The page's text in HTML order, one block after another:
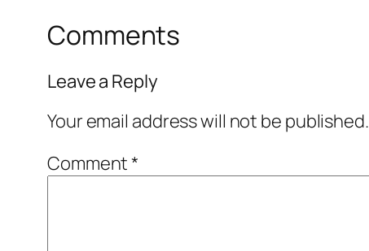
Comments
Leave a Reply
Your email address will not be published.
Comment*